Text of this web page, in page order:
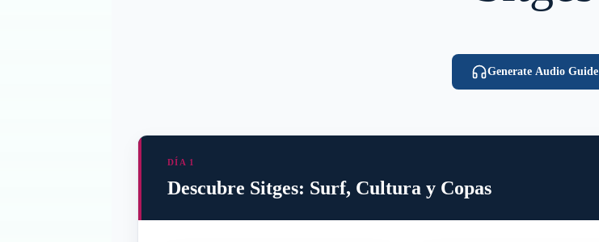
Generate Audio Guide
DÍA 1
Descubre Sitges: Surf, Cultura y Copas